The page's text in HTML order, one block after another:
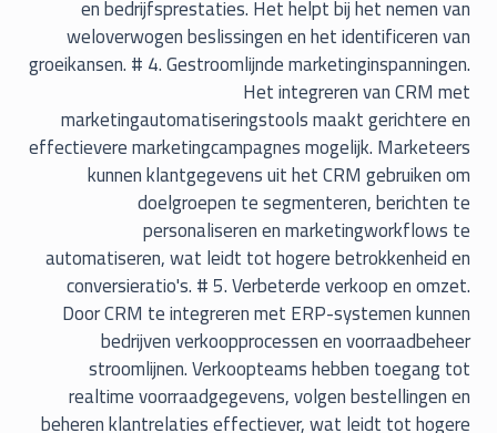
en bedrijfsprestaties. Het helpt bij het nemen van
weloverwogen beslissingen en het identificeren van
groeikansen. # 4. Gestroomlijnde marketinginspanningen.
Het integreren van CRM met
marketingautomatiseringstools maakt gerichtere en
effectievere marketingcampagnes mogelijk. Marketeers
kunnen klantgegevens uit het CRM gebruiken om
doelgroepen te segmenteren, berichten te
personaliseren en marketingworkflows te
automatiseren, wat leidt tot hogere betrokkenheid en
conversieratio's. # 5. Verbeterde verkoop en omzet.
Door CRM te integreren met ERP-systemen kunnen
bedrijven verkoopprocessen en voorraadbeheer
stroomlijnen. Verkoopteams hebben toegang tot
realtime voorraadgegevens, volgen bestellingen en
beheren klantrelaties effectiever, wat leidt tot hogere